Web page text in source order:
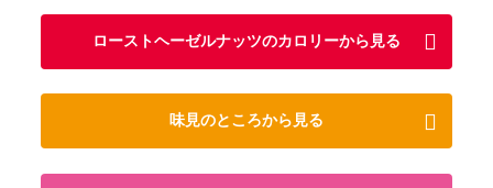
ローストヘーゼルナッツのカロリーから見る
味見のところから見る